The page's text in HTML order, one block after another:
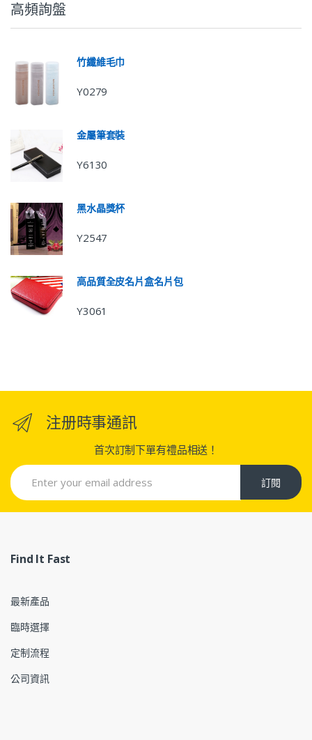
高頻詢盤
竹纖維毛巾
Y0279
金屬筆套裝
Y6130
黑水晶獎杯
Y2547
高品質全皮名片盒名片包
Y3061
注册時事通訊
首次訂制下單有禮品相送！
訂閱
Find It Fast
最新產品
臨時選擇
定制流程
公司資訊